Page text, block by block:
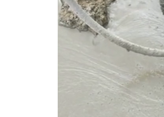
Ściany berlińskie
Zabezpieczenie skarp i zboczy
Gwoździe gruntowe
Ściągi gruntowe
Siatki stalowe –